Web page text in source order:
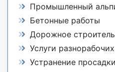
Промышленный
Бетонные работы
Дорожное
Услуги разнорабочих
Устранение